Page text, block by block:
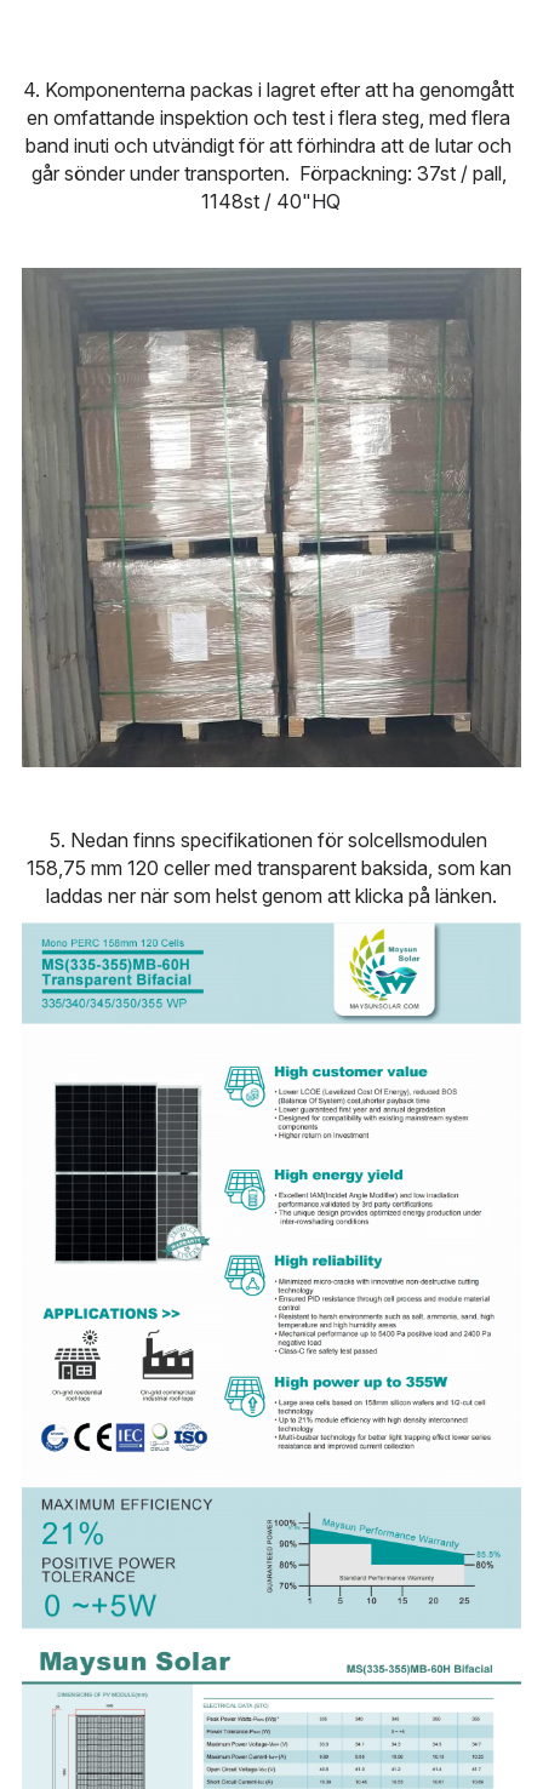
4. Komponenterna packas i lagret efter att ha genomgått
en omfattande inspektion och test i flera steg, med flera
band inuti och utvändigt för att förhindra att de lutar och
går sönder under transporten.  Förpackning: 37st / pall,
1148st / 40"HQ
5. Nedan finns specifikationen för solcellsmodulen
158,75 mm 120 celler med transparent baksida, som kan
laddas ner när som helst genom att klicka på länken.